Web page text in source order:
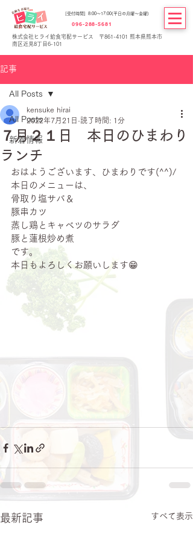
[受付時間] 8:00～17:00(平日の月曜～金曜)
096-288-5681
株式会社ヒライ給食宅配サービス 〒861-4101 熊本県熊本市
南区近見8丁目6-101
記事
All Posts
新着情報
All Posts
７月２１日 本日のひまわり
ランチ
kensuke hirai
2022年7月21日 読了時間: 1分
おはようございます、ひまわりです(^^)/
本日のメニューは、
骨取り塩サバ＆
豚串カツ
蒸し鶏とキャベツのサラダ
豚と蓮根炒め煮
です。
本日もよろしくお願いします😁
最新記事 すべて表示